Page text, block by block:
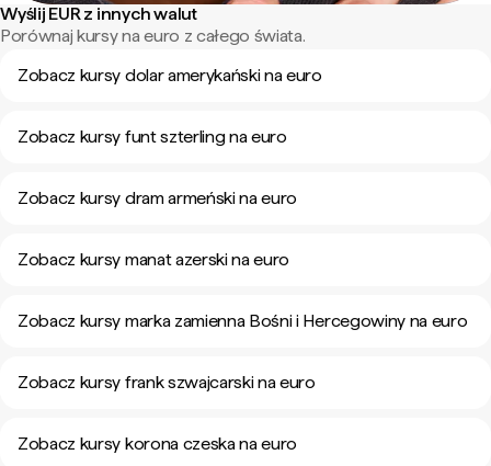
Wyślij EUR z innych walut
Porównaj kursy na euro z całego świata.
Zobacz kursy dolar amerykański na euro
Zobacz kursy funt szterling na euro
Zobacz kursy dram armeński na euro
Zobacz kursy manat azerski na euro
Zobacz kursy marka zamienna Bośni i Hercegowiny na euro
Zobacz kursy frank szwajcarski na euro
Zobacz kursy korona czeska na euro